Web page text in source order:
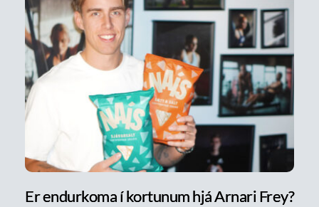
Er endurkoma í kortunum hjá Arnari Frey?